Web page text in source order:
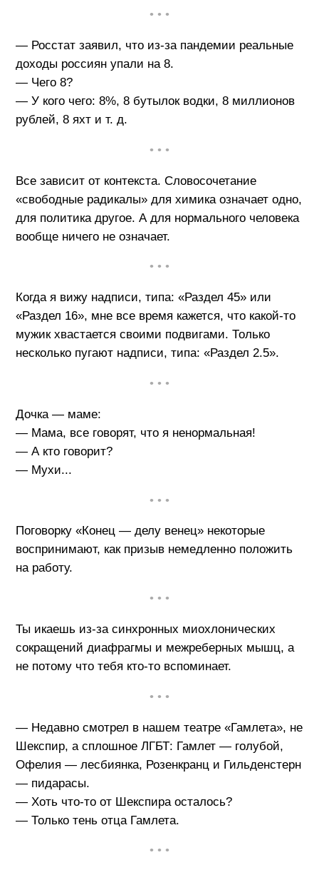
• • •
— Росстат заявил, что из-за пандемии реальные
доходы россиян упали на 8.
— Чего 8?
— У кого чего: 8%, 8 бутылок водки, 8 миллионов
рублей, 8 яхт и т. д.
• • •
Все зависит от контекста. Словосочетание
«свободные радикалы» для химика означает одно,
для политика другое. А для нормального человека
вообще ничего не означает.
• • •
Когда я вижу надписи, типа: «Раздел 45» или
«Раздел 16», мне все время кажется, что какой-то
мужик хвастается своими подвигами. Только
несколько пугают надписи, типа: «Раздел 2.5».
• • •
Дочка — маме:
— Мама, все говорят, что я ненормальная!
— А кто говорит?
— Мухи...
• • •
Поговорку «Конец — делу венец» некоторые
воспринимают, как призыв немедленно положить
на работу.
• • •
Ты икаешь из-за синхронных миохлонических
сокращений диафрагмы и межреберных мышц, а
не потому что тебя кто-то вспоминает.
• • •
— Недавно смотрел в нашем театре «Гамлета», не
Шекспир, а сплошное ЛГБТ: Гамлет — голубой,
Офелия — леcбиянка, Розенкранц и Гильденстерн
— пидарасы.
— Хоть что-то от Шекспира осталось?
— Только тень отца Гамлета.
• • •